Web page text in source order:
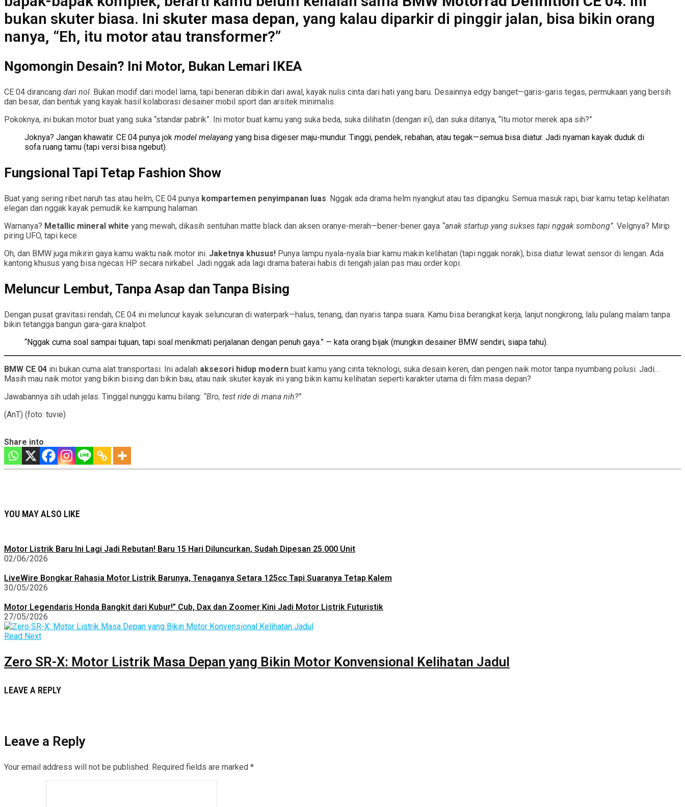
bukan skuter biasa. Ini skuter masa depan, yang kalau diparkir di pinggir jalan, bisa bikin orang
nanya, “Eh, itu motor atau transformer?”
Ngomongin Desain? Ini Motor, Bukan Lemari IKEA
CE 04 dirancang dari nol. Bukan modif dari model lama, tapi beneran dibikin dari awal, kayak nulis cinta dari hati yang baru. Desainnya edgy banget—garis-garis tegas, permukaan yang bersih
dan besar, dan bentuk yang kayak hasil kolaborasi desainer mobil sport dan arsitek minimalis.
Pokoknya, ini bukan motor buat yang suka “standar pabrik”. Ini motor buat kamu yang suka beda, suka dilihatin (dengan iri), dan suka ditanya, “Itu motor merek apa sih?”
Joknya? Jangan khawatir. CE 04 punya jok model melayang yang bisa digeser maju-mundur. Tinggi, pendek, rebahan, atau tegak—semua bisa diatur. Jadi nyaman kayak duduk di
sofa ruang tamu (tapi versi bisa ngebut).
Fungsional Tapi Tetap Fashion Show
Buat yang sering ribet naruh tas atau helm, CE 04 punya kompartemen penyimpanan luas. Nggak ada drama helm nyangkut atau tas dipangku. Semua masuk rapi, biar kamu tetap kelihatan
elegan dan nggak kayak pemudik ke kampung halaman.
Warnanya? Metallic mineral white yang mewah, dikasih sentuhan matte black dan aksen oranye-merah—bener-bener gaya “anak startup yang sukses tapi nggak sombong”. Velgnya? Mirip
piring UFO, tapi kece.
Oh, dan BMW juga mikirin gaya kamu waktu naik motor ini. Jaketnya khusus! Punya lampu nyala-nyala biar kamu makin kelihatan (tapi nggak norak), bisa diatur lewat sensor di lengan. Ada
kantong khusus yang bisa ngecas HP secara nirkabel. Jadi nggak ada lagi drama baterai habis di tengah jalan pas mau order kopi.
Meluncur Lembut, Tanpa Asap dan Tanpa Bising
Dengan pusat gravitasi rendah, CE 04 ini meluncur kayak seluncuran di waterpark—halus, tenang, dan nyaris tanpa suara. Kamu bisa berangkat kerja, lanjut nongkrong, lalu pulang malam tanpa
bikin tetangga bangun gara-gara knalpot.
“Nggak cuma soal sampai tujuan, tapi soal menikmati perjalanan dengan penuh gaya.” — kata orang bijak (mungkin desainer BMW sendiri, siapa tahu).
BMW CE 04 ini bukan cuma alat transportasi. Ini adalah aksesori hidup modern buat kamu yang cinta teknologi, suka desain keren, dan pengen naik motor tanpa nyumbang polusi. Jadi…
Masih mau naik motor yang bikin bising dan bikin bau, atau naik skuter kayak ini yang bikin kamu kelihatan seperti karakter utama di film masa depan?
Jawabannya sih udah jelas. Tinggal nunggu kamu bilang: “Bro, test ride di mana nih?”
(AnT) (foto: tuvie)
Share into
YOU MAY ALSO LIKE
Motor Listrik Baru Ini Lagi Jadi Rebutan! Baru 15 Hari Diluncurkan, Sudah Dipesan 25.000 Unit
02/06/2026
LiveWire Bongkar Rahasia Motor Listrik Barunya, Tenaganya Setara 125cc Tapi Suaranya Tetap Kalem
30/05/2026
Motor Legendaris Honda Bangkit dari Kubur!” Cub, Dax dan Zoomer Kini Jadi Motor Listrik Futuristik
27/05/2026
Read Next
Zero SR-X: Motor Listrik Masa Depan yang Bikin Motor Konvensional Kelihatan Jadul
LEAVE A REPLY
Leave a Reply
Your email address will not be published. Required fields are marked *